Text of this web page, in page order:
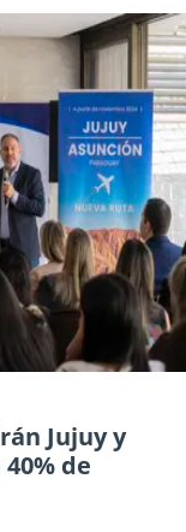
Jujuy y
de